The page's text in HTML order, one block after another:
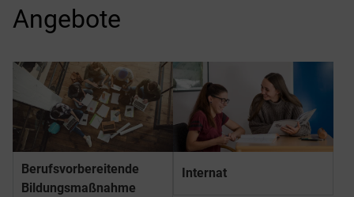
Angebote
Berufs­­vorbereitende
Bildungs­­maßnahme
Internat